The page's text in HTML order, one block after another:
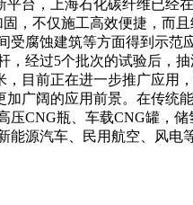
台，上海石化碳纤维已
，不仅施工高效便捷，而
腐蚀建筑等方面得到示范
过5个批次的试验后，
目前正在进一步推广应用
阔的应用前景。在传统
CNG瓶、车载CNG罐，
源汽车、民用航空、风